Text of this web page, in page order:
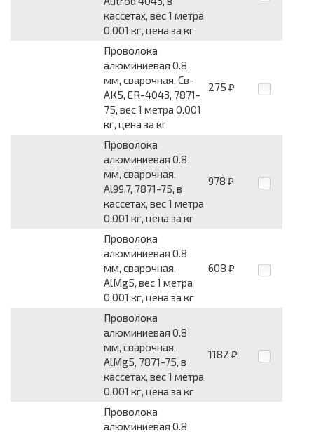
кассетах, вес 1 метра
0.001 кг, цена за кг
Проволока
алюминиевая 0.8
мм, сварочная, Св-
АК5, ER-4043, 7871-
75, вес 1 метра 0.001
кг, цена за кг
275 ₽
Проволока
алюминиевая 0.8
мм, сварочная,
Al99.7, 7871-75, в
кассетах, вес 1 метра
0.001 кг, цена за кг
978 ₽
Проволока
алюминиевая 0.8
мм, сварочная,
AlMg5, вес 1 метра
0.001 кг, цена за кг
608 ₽
Проволока
алюминиевая 0.8
мм, сварочная,
AlMg5, 7871-75, в
кассетах, вес 1 метра
0.001 кг, цена за кг
1182 ₽
Проволока
алюминиевая 0.8